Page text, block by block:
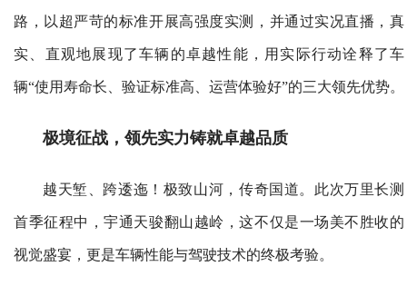
路，以超严苛的标准开展高强度实测，并通过实况直播，真
实、直观地展现了车辆的卓越性能，用实际行动诠释了车
辆“使用寿命长、验证标准高、运营体验好”的三大领先优势。
极境征战，领先实力铸就卓越品质
越天堑、跨逶迤！极致山河，传奇国道。此次万里长测
首季征程中，宇通天骏翻山越岭，这不仅是一场美不胜收的
视觉盛宴，更是车辆性能与驾驶技术的终极考验。